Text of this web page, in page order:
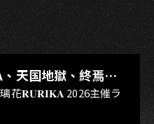
天国地獄、終焉
、無我夢中、花奏
花𝐑𝐔𝐑𝐈𝐊𝐀 2026主催ラ